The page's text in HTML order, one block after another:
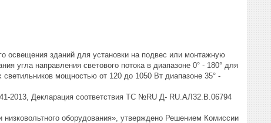
освещения зданий для установки на подвес или монтажную
угла направления светового потока в диапазоне 0° - 180° для
мощностью от 120 до 1050 Вт диапазоне 35° -
2013, Декларация соответствия ТС №RU Д- RU.АЛ32.В.06794
оборудования», утверждено Решением Комиссии